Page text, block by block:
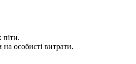
на особисті витрати.